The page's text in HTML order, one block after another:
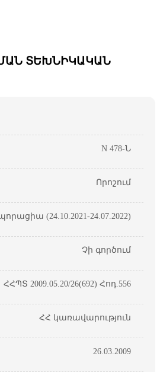
ՏԵԽՆԻԿԱԿԱՆ
N 478-Ն
Որոշում
(24.10.2021-24.07.2022)
Չի գործում
ՀՀՊՏ 2009.05.20/26(692) Հոդ.556
ՀՀ կառավարություն
26.03.2009